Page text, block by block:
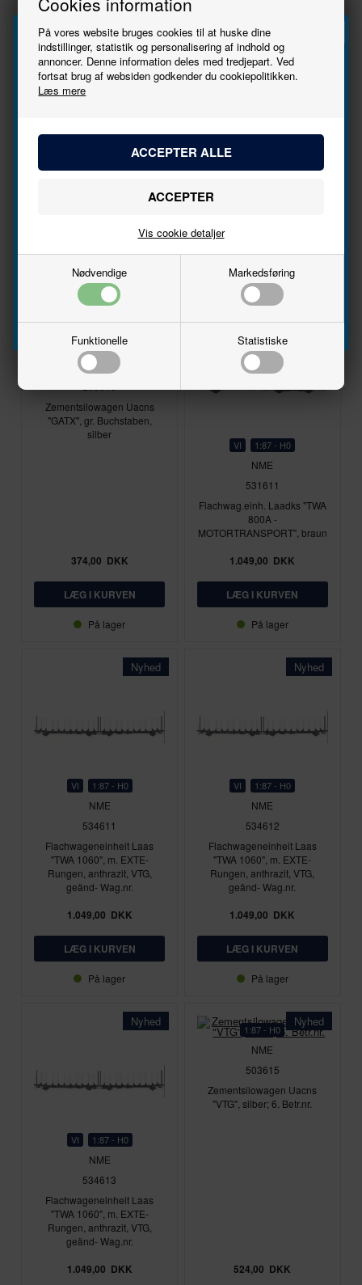
På vores website bruges cookies til at huske dine
indstillinger, statistik og personalisering af indhold og
annoncer. Denne information deles med tredjepart. Ved
fortsat brug af websiden godkender du cookiepolitikken.
Læs mere
Nødvendige Markedsføring
Funktionelle Statistiske
Vis cookie detaljer
På lager På lager
Nyhed
VI 1:160 - N
NME
Zementsilowagen Uacns
"GATX", gr. Buchstaben,
silber
374,00 DKK
På lager
Nyhed
VI 1:87 - H0
NME
531611
Flachwag.einh. Laadks "TWA
800A -
MOTORTRANSPORT", braun
1.049,00 DKK
På lager
Nyhed
VI 1:87 - H0
NME
534611
Flachwageneinheit Laas
"TWA 1060", m. EXTE-
Rungen, anthrazit, VTG,
geänd- Wag.nr.
1.049,00 DKK
På lager
Nyhed
VI 1:87 - H0
NME
534612
Flachwageneinheit Laas
"TWA 1060", m. EXTE-
Rungen, anthrazit, VTG,
geänd- Wag.nr.
1.049,00 DKK
På lager
Nyhed
VI 1:87 - H0
NME
534613
Flachwageneinheit Laas
"TWA 1060", m. EXTE-
Rungen, anthrazit, VTG,
geänd- Wag.nr.
1.049,00 DKK
Nyhed
1:87 - H0
NME
503615
Zementsilowagen Uacns
"VTG", silber; 6. Betr.nr.
524,00 DKK
Tilmeld
Bliv den første til at høre, når der kommer nye